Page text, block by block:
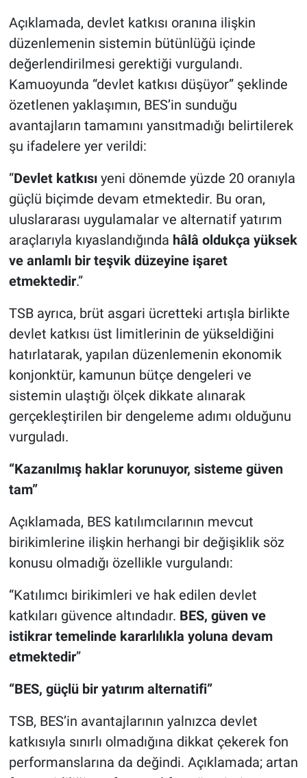
Açıklamada, devlet katkısı oranına ilişkin
düzenlemenin sistemin bütünlüğü içinde
değerlendirilmesi gerektiği vurgulandı.
Kamuoyunda “devlet katkısı düşüyor” şeklinde
özetlenen yaklaşımın, BES’in sunduğu
avantajların tamamını yansıtmadığı belirtilerek
şu ifadelere yer verildi:
“Devlet katkısıyeni dönemde yüzde 20 oranıyla
güçlü biçimde devam etmektedir. Bu oran,
uluslararası uygulamalar ve alternatif yatırım
araçlarıyla kıyaslandığında hâlâ oldukça yüksek
ve anlamlı bir teşvik düzeyine işaret
etmektedir.”
TSB ayrıca, brüt asgari ücretteki artışla birlikte
devlet katkısı üst limitlerinin de yükseldiğini
hatırlatarak, yapılan düzenlemenin ekonomik
konjonktür, kamunun bütçe dengeleri ve
sistemin ulaştığı ölçek dikkate alınarak
gerçekleştirilen bir dengeleme adımı olduğunu
vurguladı.
“Kazanılmış haklar korunuyor, sisteme güven
tam”
Açıklamada, BES katılımcılarının mevcut
birikimlerine ilişkin herhangi bir değişiklik söz
konusu olmadığı özellikle vurgulandı:
“Katılımcı birikimleri ve hak edilen devlet
katkıları güvence altındadır. BES, güven ve
istikrar temelinde kararlılıkla yoluna devam
etmektedir”
“BES, güçlü bir yatırım alternatifi”
TSB, BES’in avantajlarının yalnızca devlet
katkısıyla sınırlı olmadığına dikkat çekerek fon
performanslarına da değindi. Açıklamada; artan